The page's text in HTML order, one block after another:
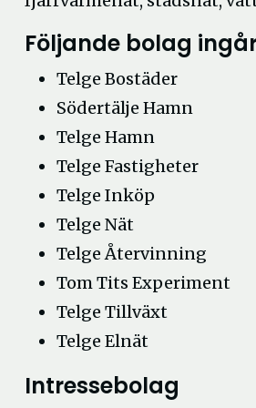
Följande bolag
Telge Bostäder
Södertälje Hamn
Telge Hamn
Telge Fastigheter
Telge Inköp
Telge Nät
Telge Återvinning
Tom Tits Experiment
Telge Tillväxt
Telge Elnät
Intressebolag